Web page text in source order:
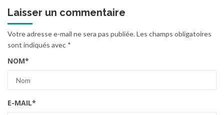
Laisser un commentaire
Votre adresse e-mail ne sera pas publiée.Les champs obligatoires
sont indiqués avec *
NOM*
E-MAIL*